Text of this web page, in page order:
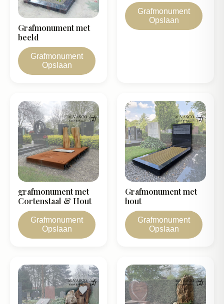
Grafmonument
Opslaan
Grafmonument met
beeld
Grafmonument
Opslaan
Grafmonument
Opslaan
grafmonument met
Cortenstaal & Hout
Grafmonument
Opslaan
Grafmonument met
hout